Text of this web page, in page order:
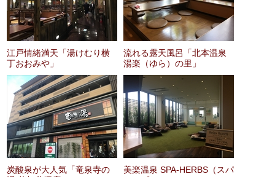
江戸情緒満天「湯けむり横
丁おおみや」
流れる露天風呂「北本温泉
湯楽（ゆら）の里」
炭酸泉が大人気「竜泉寺の
美楽温泉 SPA-HERBS（スパ